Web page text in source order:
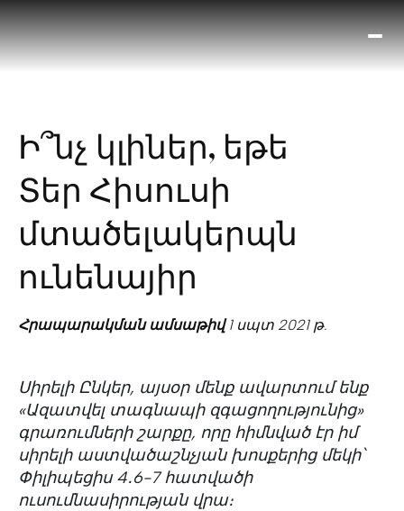
Ի՞նչ կլիներ, եթե
Տեր Հիսուսի
մտածելակերպն
ունենայիր
Հրապարակման ամսաթիվ1 սպտ 2021 թ.
Սիրելի Ընկեր, այսօր մենք ավարտում ենք
«Ազատվել տագնապի զգացողությունից»
գրառումների շարքը, որը հիմնված էր իմ
սիրելի աստվածաշնչյան խոսքերից մեկի՝
Փիլիպեցիս 4․6-7 հատվածի
ուսումնասիրության վրա։